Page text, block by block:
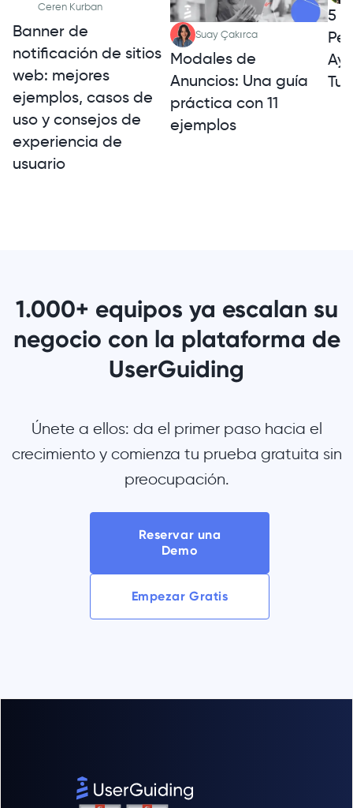
Ceren Kurban
Banner de
notificación de sitios
web: mejores
ejemplos, casos de
uso y consejos de
experiencia de
usuario
Suay Çakırca
Modales de
Anuncios: Una guía
práctica con 11
ejemplos
5
1.000+ equipos ya escalan su
negocio con la plataforma de
UserGuiding
Únete a ellos: da el primer paso hacia el
crecimiento y comienza tu prueba gratuita sin
preocupación.
Reservar una
Demo
Empezar Gratis